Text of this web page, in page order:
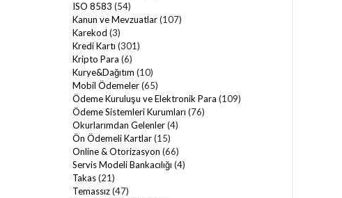
ISO 8583 (54)
Kanun ve Mevzuatlar(107)
Karekod (3)
Kredi Kartı (301)
Kripto Para (6)
Kurye&Dağıtım (10)
Mobil Ödemeler(65)
Ödeme Kuruluşu ve Elektronik Para (109)
Ödeme Sistemleri Kurumları (76)
Okurlarımdan Gelenler(4)
Ön Ödemeli Kartlar(15)
Online & Otorizasyon (66)
Servis Modeli Bankacılığı (4)
Takas(21)
Temassız(47)